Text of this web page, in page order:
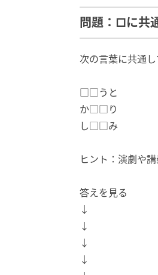
問題：□に共
次の言葉に共通し
□□うと
か□□り
し□□み
ヒント：演劇や
答えを見る
↓
↓
↓
↓